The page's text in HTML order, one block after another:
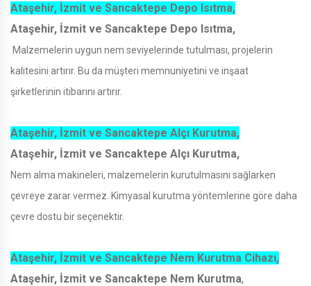
Ataşehir, İzmit ve Sancaktepe Depo Isıtma,
Ataşehir, İzmit ve Sancaktepe Depo Isıtma,
Malzemelerin uygun nem seviyelerinde tutulması, projelerin
kalitesini artırır. Bu da müşteri memnuniyetini ve inşaat
şirketlerinin itibarını artırır.
Ataşehir, İzmit ve Sancaktepe Alçı Kurutma,
Ataşehir, İzmit ve Sancaktepe Alçı Kurutma,
Nem alma makineleri, malzemelerin kurutulmasını sağlarken
çevreye zarar vermez. Kimyasal kurutma yöntemlerine göre daha
çevre dostu bir seçenektir.
Ataşehir, İzmit ve Sancaktepe Nem Kurutma Cihazı,
Ataşehir, İzmit ve Sancaktepe Nem Kurutma,